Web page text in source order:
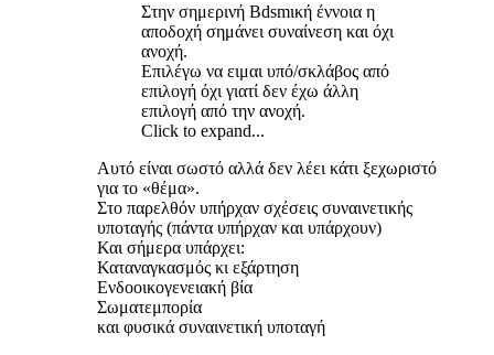
Στην σημερινή Bdsmική έννοια η
αποδοχή σημάνει συναίνεση και όχι
ανοχή.
Επιλέγω να ειμαι υπό/σκλάβος από
επιλογή όχι γιατί δεν έχω άλλη
επιλογή από την ανοχή.
Click to expand...
Αυτό είναι σωστό αλλά δεν λέει κάτι ξεχωριστό
για το «θέμα».
Στο παρελθόν υπήρχαν σχέσεις συναινετικής
υποταγής (πάντα υπήρχαν και υπάρχουν)
Και σήμερα υπάρχει:
Καταναγκασμός κι εξάρτηση
Ενδοοικογενειακή βία
Σωματεμπορία
και φυσικά συναινετική υποταγή